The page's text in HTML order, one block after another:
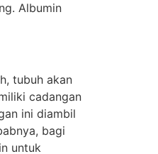
Albumin
tubuh akan
cadangan
ini diambil
bagi
untuk